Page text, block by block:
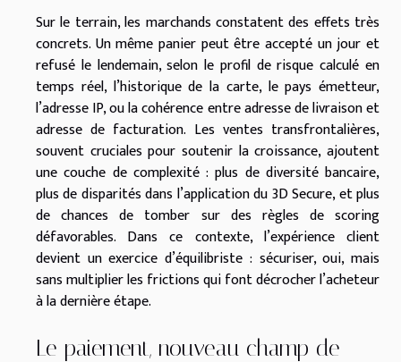
Sur le terrain, les marchands constatent des effets très
concrets. Un même panier peut être accepté un jour et
refusé le lendemain, selon le profil de risque calculé en
temps réel, l’historique de la carte, le pays émetteur,
l’adresse IP, ou la cohérence entre adresse de livraison et
adresse de facturation. Les ventes transfrontalières,
souvent cruciales pour soutenir la croissance, ajoutent
une couche de complexité : plus de diversité bancaire,
plus de disparités dans l’application du 3D Secure, et plus
de chances de tomber sur des règles de scoring
défavorables. Dans ce contexte, l’expérience client
devient un exercice d’équilibriste : sécuriser, oui, mais
sans multiplier les frictions qui font décrocher l’acheteur
à la dernière étape.
Le paiement, nouveau champ de